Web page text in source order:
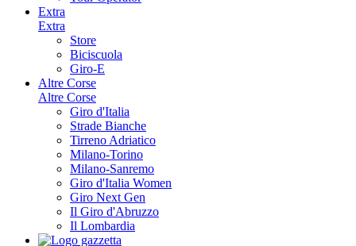
Extra
Extra
Store
Biciscuola
Giro-E
Altre Corse
Altre Corse
Giro d'Italia
Strade Bianche
Tirreno Adriatico
Milano-Torino
Milano-Sanremo
Giro d'Italia Women
Giro Next Gen
Il Giro d'Abruzzo
Il Lombardia